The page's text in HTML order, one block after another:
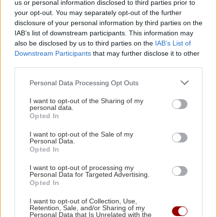
us or personal information disclosed to third parties prior to
your opt-out. You may separately opt-out of the further
disclosure of your personal information by third parties on the
IAB’s list of downstream participants. This information may
also be disclosed by us to third parties on the IAB’s List of
Downstream Participants that may further disclose it to other
Personal Data Processing Opt Outs
I want to opt-out of the Sharing of my
personal data.
Opted In
I want to opt-out of the Sale of my
Personal Data.
Opted In
I want to opt-out of processing my
Personal Data for Targeted Advertising.
Opted In
I want to opt-out of Collection, Use,
Retention, Sale, and/or Sharing of my
Personal Data that Is Unrelated with the
Περισσότερες ευκαιρίες για όλα τα παιδιά σε
Βρεφονηπιακούς Σταθμούς, ΚΔΑΠ και ΚΔΑΠ ΑμεΑ
Ακολουθήστε το ekriti.gr στοGoogle Newsκαι
μάθετε πρώτοι όλες τις ειδήσεις για την Κρήτη
και όχι μόνο.
Τράπεζα Πειραιώς
ΡΟΗ ΕΙΔΗΣΕΩΝ
19:43
ΟΙΚΟΝΟΜΙΑ
εισοδήματος η Ελλάδα